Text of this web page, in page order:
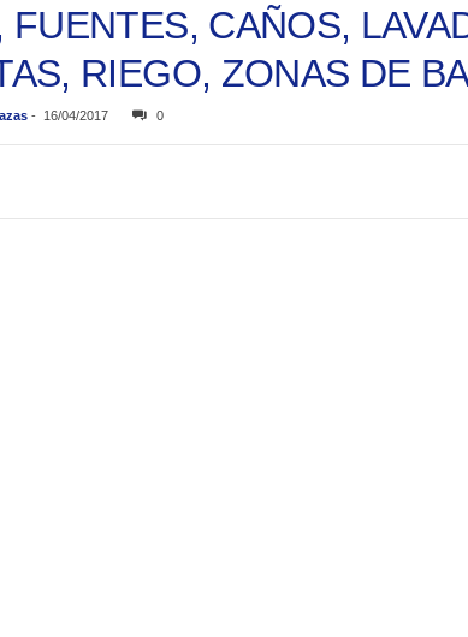
FUENTES, CAÑOS,
RIEGO, ZONAS DE
- 16/04/2017 0